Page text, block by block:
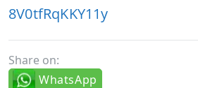
8V0tfRqKKY11y
Share on:
WhatsApp